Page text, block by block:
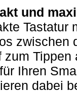
und
Tastatur
zwischen
zum Tippen
Ihren
dabei